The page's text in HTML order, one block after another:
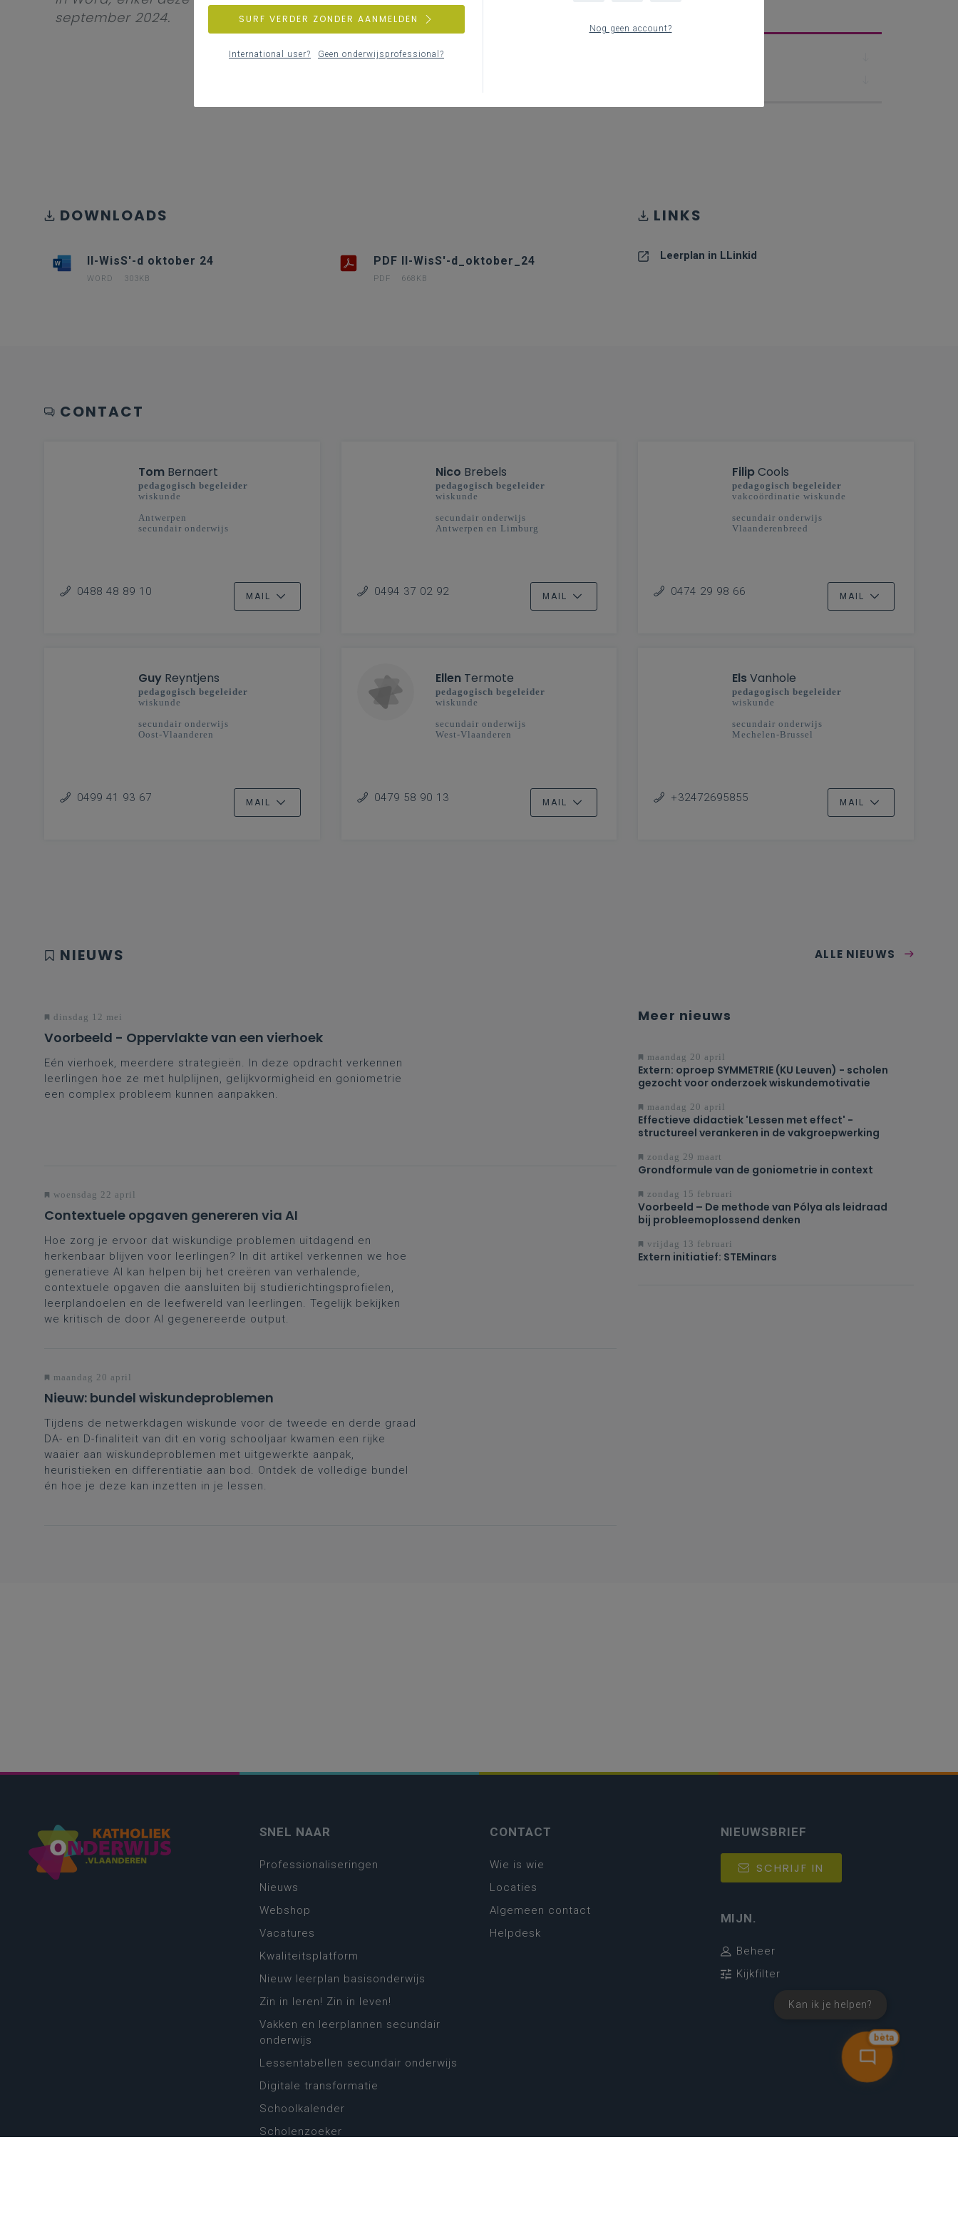
september 2024.
DOWNLOADS
II-WisS'-d oktober 24
WORD 303KB
PDF II-WisS'-d_oktober_24
PDF 668KB
LINKS
Leerplan in LLinkid
CONTACT
Tom Bernaert
pedagogisch begeleider
wiskunde
Antwerpen
secundair onderwijs
0488 48 89 10 MAIL
Nico Brebels
pedagogisch begeleider
wiskunde
secundair onderwijs
Antwerpen en Limburg
0494 37 02 92 MAIL
FilipCools
pedagogisch begeleider
vakcoördinatie wiskunde
secundair onderwijs
Vlaanderenbreed
0474 29 98 66 MAIL
Guy Reyntjens
pedagogisch begeleider
wiskunde
secundair onderwijs
Oost-Vlaanderen
0499 41 93 67 MAIL
EllenTermote
pedagogisch begeleider
wiskunde
secundair onderwijs
West-Vlaanderen
0479 58 90 13 MAIL
ElsVanhole
pedagogisch begeleider
wiskunde
secundair onderwijs
Mechelen-Brussel
+32472695855 MAIL
NIEUWS ALLE NIEUWS
dinsdag 12 mei
Voorbeeld - Oppervlakte van een vierhoek
Eén vierhoek, meerdere strategieën. In deze opdracht verkennen
leerlingen hoe ze met hulplijnen, gelijkvormigheid en goniometrie
een complex probleem kunnen aanpakken.
woensdag 22 april
Contextuele opgaven genereren via AI
Hoe zorg je ervoor dat wiskundige problemen uitdagend en
herkenbaar blijven voor leerlingen? In dit artikel verkennen we hoe
generatieve AI kan helpen bij het creëren van verhalende,
contextuele opgaven die aansluiten bij studierichtingsprofielen,
leerplandoelen en de leefwereld van leerlingen. Tegelijk bekijken
we kritisch de door AI gegenereerde output.
maandag 20 april
Nieuw: bundel wiskundeproblemen
Tijdens de netwerkdagen wiskunde voor de tweede en derde graad
DA- en D-finaliteit van dit en vorig schooljaar kwamen een rijke
waaier aan wiskundeproblemen met uitgewerkte aanpak,
heuristieken en differentiatie aan bod. Ontdek de volledige bundel
én hoe je deze kan inzetten in je lessen.
Meer nieuws
maandag 20 april
Extern: oproep SYMMETRIE (KU Leuven) - scholen
gezocht voor onderzoek wiskundemotivatie
maandag 20 april
Effectieve didactiek 'Lessen met effect' -
structureel verankeren in de vakgroepwerking
zondag 29 maart
Grondformule van de goniometrie in context
zondag 15 februari
Voorbeeld – De methode van Pólya als leidraad
bij probleemoplossend denken
vrijdag 13 februari
Extern initiatief: STEMinars
bèta
Kan ik je helpen?
SNEL NAAR
Professionaliseringen
Nieuws
Webshop
Vacatures
Kwaliteitsplatform
Nieuw leerplan basisonderwijs
Zin in leren! Zin in leven!
Vakken en leerplannen secundair
onderwijs
Lessentabellen secundair onderwijs
Digitale transformatie
Schoolkalender
Scholenzoeker
CONTACT
Wie is wie
Locaties
Algemeen contact
Helpdesk
NIEUWSBRIEF
SCHRIJF IN
MIJN.
Beheer
Kijkfilter
Nog geen account?
SURF VERDER ZONDER AANMELDEN
International user? Geen onderwijsprofessional?